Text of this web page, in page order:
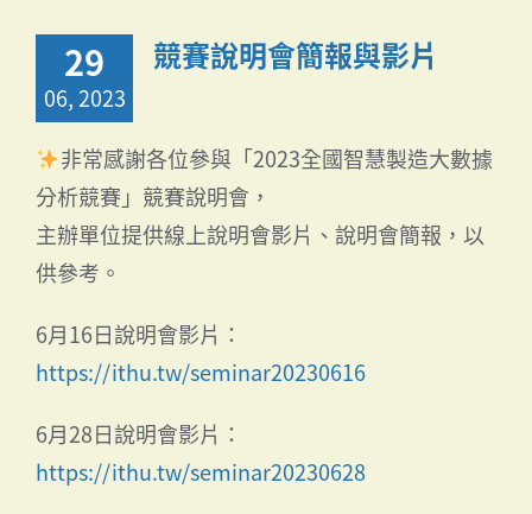
29
06, 2023
競賽說明會簡報與影片
非常感謝各位參與「2023全國智慧製造大數據
分析競賽」競賽說明會，
主辦單位提供線上說明會影片、說明會簡報，以
供參考。
6月16日說明會影片：
https://ithu.tw/seminar20230616
6月28日說明會影片：
https://ithu.tw/seminar20230628